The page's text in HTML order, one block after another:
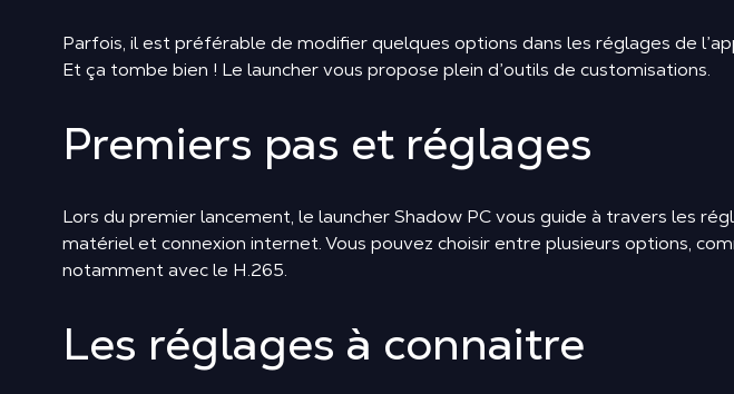
Parfois, il est préférable de modifier quelques options dans les réglages de
Et ça tombe bien ! Le launcher vous propose plein d’outils de customisations.
Premiers pas et réglages
Lors du premier lancement, le launcher Shadow PC vous guide à travers les
matériel et connexion internet. Vous pouvez choisir entre plusieurs options,
notamment avec le H.265.
Les réglages à connaitre